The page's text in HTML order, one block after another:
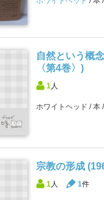
自然という概
〈第4巻〉)
1 人
ホワイトヘッド 本
宗教の形成
1 人 1件